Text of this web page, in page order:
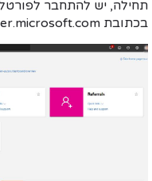
תחילה, יש להתחבר
בכתובת